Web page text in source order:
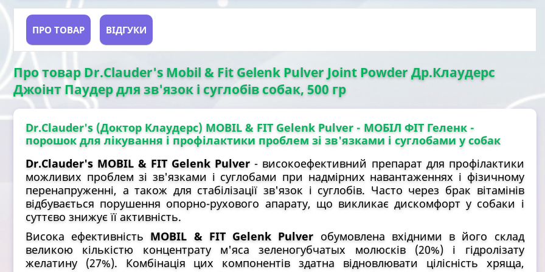
ПРО ТОВАР ВІДГУКИ
Про товар Dr.Clauder's Mobil & Fit Gelenk Pulver Joint Powder Др.Клаудерс
Джоінт Паудер для зв'язок і суглобів собак, 500 гр
Dr.Clauder's (Доктор Клаудерс) MOBIL & FIT Gelenk Pulver - МОБІЛ ФІТ Геленк -
порошок для лікування і профілактики проблем зі зв'язками і суглобами у собак
Dr.Clauder's MOBIL & FIT Gelenk Pulver - високоефективний препарат для профілактики
можливих проблем зі зв'язками і суглобами при надмірних навантаженнях і фізичному
перенапруженні, а також для стабілізації зв'язок і суглобів. Часто через брак вітамінів
відбувається порушення опорно-рухового апарату, що викликає дискомфорт у собаки і
суттєво знижує її активність.
Висока ефективність MOBIL & FIT Gelenk Pulver обумовлена вхідними в його склад
великою кількістю концентрату м'яса зеленогубчатых молюсків (20%) і гідролізату
желатину (27%). Комбінація цих компонентів здатна відновлювати цілісність хряща,